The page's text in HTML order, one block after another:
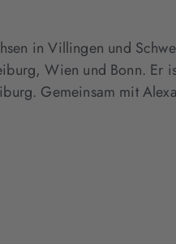
in Villingen und
Wien und Bonn. Er
Gemeinsam mit